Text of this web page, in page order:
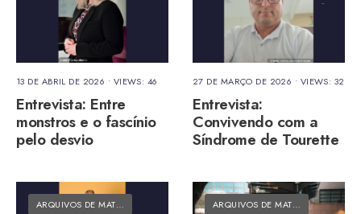
13 DE ABRIL DE 2026 • VIEWS: 46
Entrevista: Entre
monstros e o fascínio
pelo desvio
27 DE MARÇO DE 2026 • VIEWS: 32
Entrevista:
Convivendo com a
Síndrome de Tourette
ARQUIVOS DE MATÉRIAS MATÉRIAS DO FOLK ARQUIVOS DE MATÉRIAS •